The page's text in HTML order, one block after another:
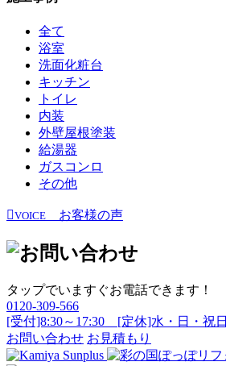
全て
浴室
洗面化粧台
キッチン
トイレ
内装
外壁屋根塗装
給湯器
ガスコンロ
その他
VOICE お客様の声
タップでいますぐお電話できます！
0120-309-566
[受付]8:30～17:30 [定休]水・日・祝日
お問い合わせ お見積もり